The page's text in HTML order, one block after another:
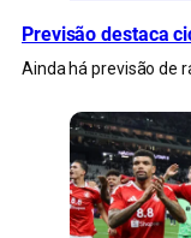
Previsão destaca
Ainda há previsão de